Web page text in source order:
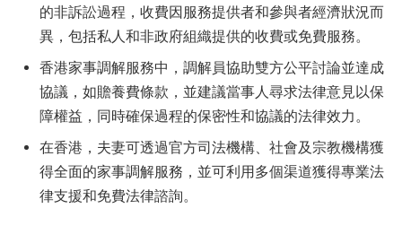
的非訴訟過程，收費因服務提供者和參與者經濟狀況而
異，包括私人和非政府組織提供的收費或免費服務。
香港家事調解服務中，調解員協助雙方公平討論並達成
協議，如贍養費條款，並建議當事人尋求法律意見以保
障權益，同時確保過程的保密性和協議的法律效力。
在香港，夫妻可透過官方司法機構、社會及宗教機構獲
得全面的家事調解服務，並可利用多個渠道獲得專業法
律支援和免費法律諮詢。